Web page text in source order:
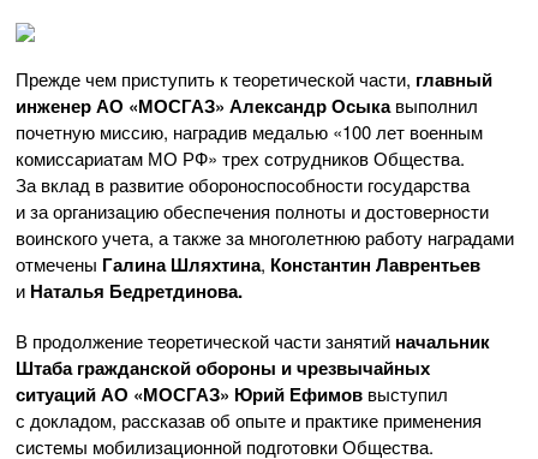
Прежде чем приступить к теоретической части, главный
инженерАО «МОСГАЗ» Александр Осыкавыполнил
почетную миссию, наградив медалью «100 лет военным
комиссариатам МО РФ» трех сотрудников Общества.
За вклад в развитие обороноспособности государства
и за организацию обеспечения полноты и достоверности
воинского учета, а также за многолетнюю работу наградами
отмечены Галина Шляхтина, Константин Лаврентьев
и Наталья Бедретдинова.
В продолжение теоретической части занятий начальник
Штаба гражданской обороны и чрезвычайных
ситуацийАО «МОСГАЗ» Юрий Ефимов выступил
с докладом, рассказав об опыте и практике применения
системы мобилизационной подготовки Общества.